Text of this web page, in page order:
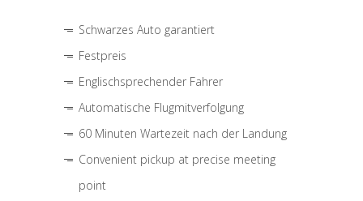
Schwarzes Auto garantiert
Festpreis
Englischsprechender Fahrer
Automatische Flugmitverfolgung
60 Minuten Wartezeit nach der Landung
Convenient pickup at precise meeting
point